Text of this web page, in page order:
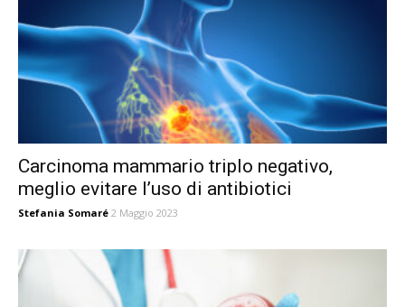
Carcinoma mammario triplo negativo,
meglio evitare l’uso di antibiotici
Stefania Somaré 2 Maggio 2023